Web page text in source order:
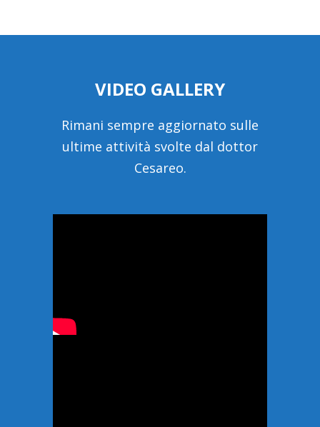
VIDEO GALLERY
Rimani sempre aggiornato sulle
ultime attività svolte dal dottor
Cesareo.